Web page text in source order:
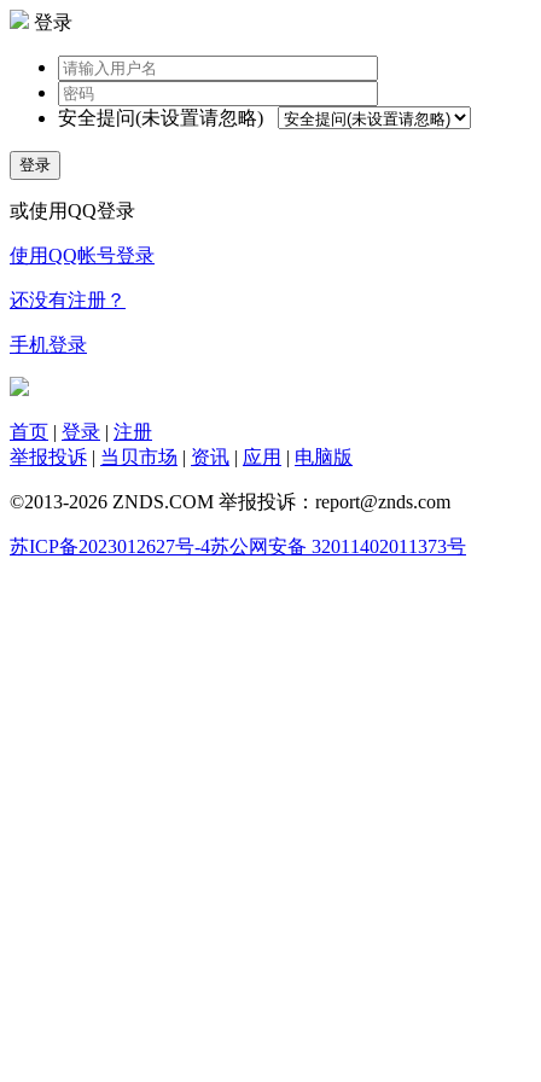
登录
安全提问(未设置请忽略)
登录
或使用QQ登录
使用QQ帐号登录
还没有注册？
手机登录
首页 | 登录 | 注册
举报投诉 | 当贝市场 | 资讯 | 应用 | 电脑版
©2013-2026 ZNDS.COM 举报投诉：report@znds.com
苏ICP备2023012627号-4苏公网安备 32011402011373号